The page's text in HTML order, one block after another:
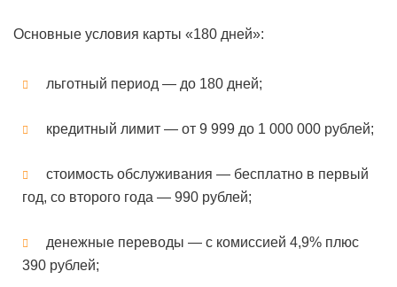
Основные условия карты «180 дней»:
льготный период — до 180 дней;
кредитный лимит — от 9 999 до 1 000 000 рублей;
стоимость обслуживания — бесплатно в первый
год, со второго года — 990 рублей;
денежные переводы — с комиссией 4,9% плюс
390 рублей;